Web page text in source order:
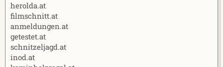
herolda.at
filmschnitt.at
anmeldungen.at
getestet.at
schnitzeljagd.at
inod.at